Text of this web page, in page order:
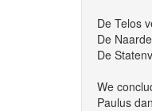
De Telos
De
De
We
Paulus